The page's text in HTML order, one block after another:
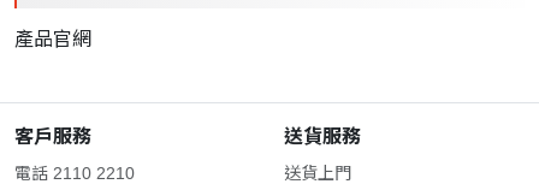
產品官網
客戶服務
電話 2110 2210
送貨服務
送貨上門